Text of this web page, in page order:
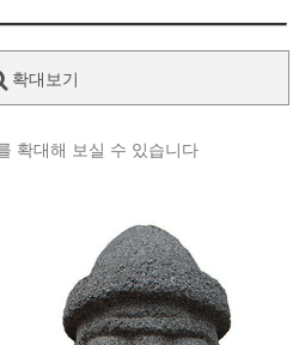
확대보기
확대해 보실 수 있습니다